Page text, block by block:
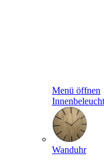
Menü öffnen
Wanduhr